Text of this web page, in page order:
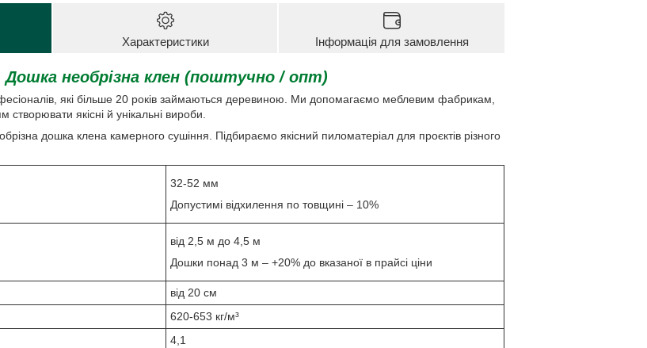
Характеристики Інформація для замовлення
Дошка необрізна клен (поштучно / опт)
які більше 20 років займаються деревиною. Ми допомагаємо меблевим фабрикам,
якісні й унікальні вироби.
дошка клена камерного сушіння. Підбираємо якісний пиломатеріал для проєктів різного
32-52 мм
Допустимі відхилення по товщині – 10%
від 2,5 м до 4,5 м
Дошки понад 3 м – +20% до вказаної в прайсі ціни
від 20 см
620-653 кг/м³
4,1